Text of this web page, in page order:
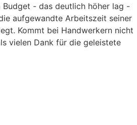
Budget - das deutlich höher lag -
aufgewandte Arbeitszeit seiner
Kommt bei Handwerkern nicht
vielen Dank für die geleistete